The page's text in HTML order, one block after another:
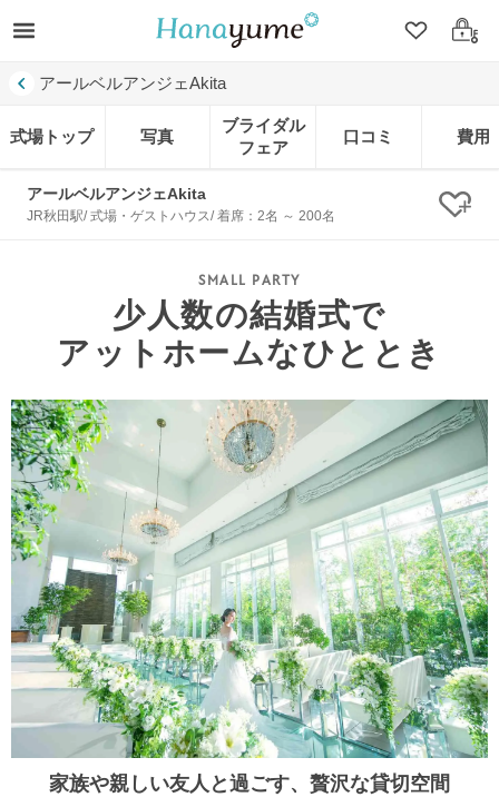
クリップ
ログ
アールベルアンジェAkita
式場トップ 写真
ブライダル
フェア
口コミ 費用
アールベルアンジェAkita
JR秋田駅/ 式場・ゲストハウス/ 着席：2名 ～ 200名 ク
少人数の結婚式で
アットホームなひととき
家族や親しい友人と過ごす、贅沢な貸切空間